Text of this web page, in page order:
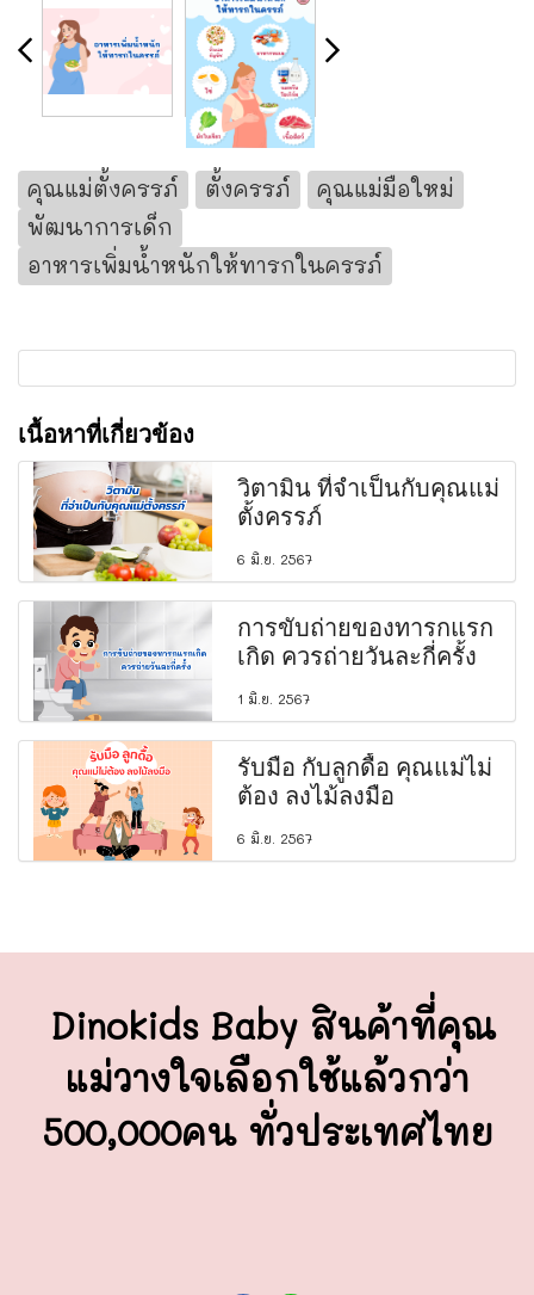
คุณแม่ตั้งครรภ์ ตั้งครรภ์
คุณแม่มือใหม่
พัฒนาการเด็ก
อาหารเพิ่มน้ำหนักให้ทารกในครรภ์
เนื้อหาที่เกี่ยวข้อง
วิตามิน ที่จำเป็นกับคุณแม่
ตั้งครรภ์
6 มิ.ย. 2567
การขับถ่ายของทารกแรก
เกิด ควรถ่ายวันละกี่ครั้ง
1 มิ.ย. 2567
รับมือ กับลูกดื้อ คุณแม่ไม่
ต้อง ลงไม้ลงมือ
6 มิ.ย. 2567
Dinokids Baby สินค้าที่คุณ
แม่วางใจเลือกใช้แล้วกว่า
500,000คน ทั่วประเทศไทย